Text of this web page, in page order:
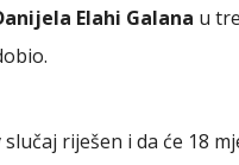
Elahi Galana u
riješen i da će 18